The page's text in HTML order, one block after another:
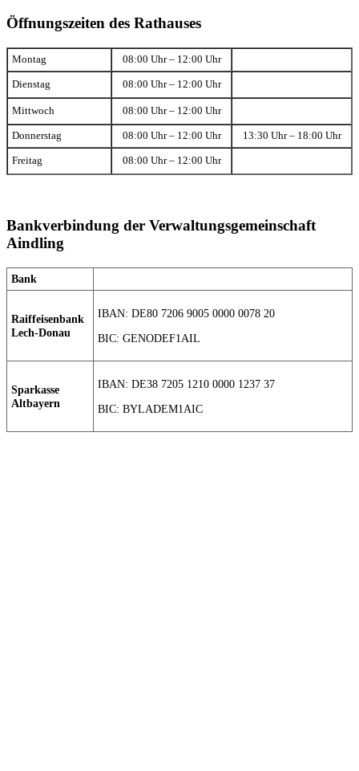
Öffnungszeiten des Rathauses
Montag 08:00 Uhr – 12:00 Uhr
Dienstag 08:00 Uhr – 12:00 Uhr
Mittwoch 08:00 Uhr – 12:00 Uhr
Donnerstag 08:00 Uhr – 12:00 Uhr 13:30 Uhr – 18:00 Uhr
Freitag 08:00 Uhr – 12:00 Uhr
Bankverbindung der Verwaltungsgemeinschaft
Aindling
Bank
Raiffeisenbank
Lech-Donau
IBAN: DE80 7206 9005 0000 0078 20
BIC: GENODEF1AIL
Sparkasse
Altbayern
IBAN: DE38 7205 1210 0000 1237 37
BIC: BYLADEM1AIC